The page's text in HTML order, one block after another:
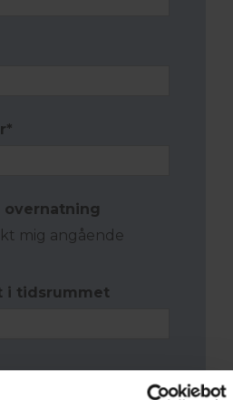
*
mig angående
i tidsrummet